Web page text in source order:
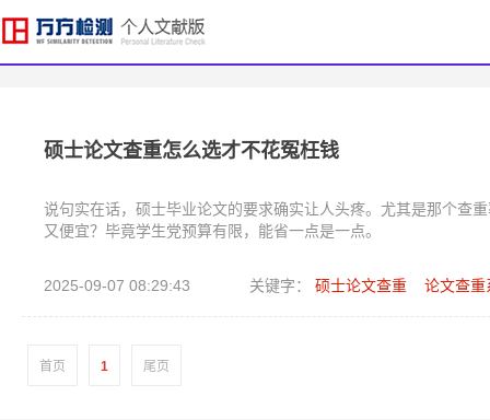
硕士论文查重怎么选才不花冤枉钱
说句实在话，硕士毕业论文的要求确实让人头疼。尤其是那个查
又便宜？毕竟学生党预算有限，能省一点是一点。
2025-09-07 08:29:43 关键字： 硕士论文查重 论文查重
首页 1 尾页